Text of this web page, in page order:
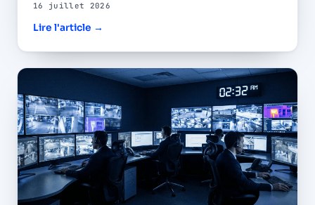
16 juillet 2026
Lire l'article →